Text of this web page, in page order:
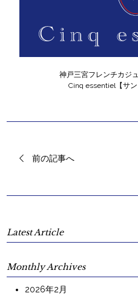
神戸三宮フレンチカジ
Cinq essentiel【サン
前の記事へ
Latest Article
Monthly Archives
2026年2月